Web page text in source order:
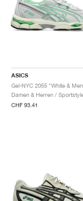
ASICS
Gel-NYC 2055 "White &
CHF 93.41